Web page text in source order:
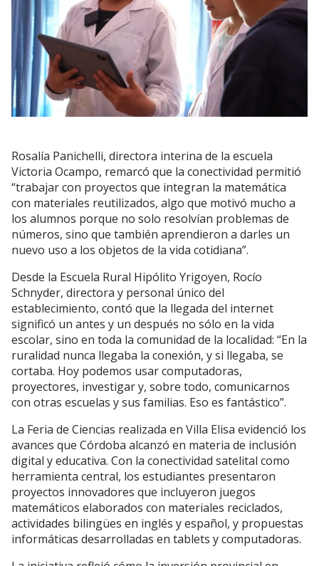
Rosalía Panichelli, directora interina de la escuela
Victoria Ocampo, remarcó que la conectividad permitió
“trabajar con proyectos que integran la matemática
con materiales reutilizados, algo que motivó mucho a
los alumnos porque no solo resolvían problemas de
números, sino que también aprendieron a darles un
nuevo uso a los objetos de la vida cotidiana”.
Desde la Escuela Rural Hipólito Yrigoyen, Rocío
Schnyder, directora y personal único del
establecimiento, contó que la llegada del internet
significó un antes y un después no sólo en la vida
escolar, sino en toda la comunidad de la localidad: “En la
ruralidad nunca llegaba la conexión, y si llegaba, se
cortaba. Hoy podemos usar computadoras,
proyectores, investigar y, sobre todo, comunicarnos
con otras escuelas y sus familias. Eso es fantástico”.
La Feria de Ciencias realizada en Villa Elisa evidenció los
avances que Córdoba alcanzó en materia de inclusión
digital y educativa. Con la conectividad satelital como
herramienta central, los estudiantes presentaron
proyectos innovadores que incluyeron juegos
matemáticos elaborados con materiales reciclados,
actividades bilingües en inglés y español, y propuestas
informáticas desarrolladas en tablets y computadoras.